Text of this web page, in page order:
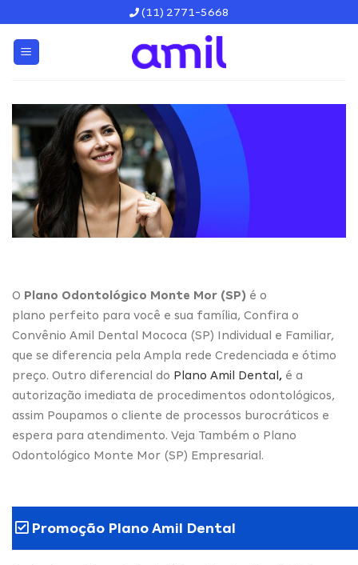
content
(11) 2771-5668
O Plano Odontológico Monte Mor (SP) é o
plano perfeito para você e sua família, Confira o
Convênio Amil Dental Mococa (SP) Individual e Familiar,
que se diferencia pela Ampla rede Credenciada e ótimo
preço. Outro diferencial do Plano Amil Dental , é a
autorização imediata de procedimentos odontológicos,
assim Poupamos o cliente de processos burocráticos e
espera para atendimento. Veja Também o Plano
Odontológico Monte Mor (SP) Empresarial.
Promoção Plano Amil Dental